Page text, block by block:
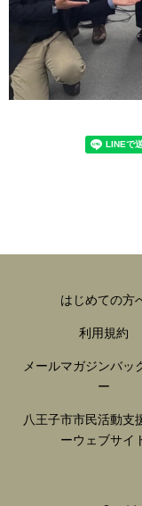
はじめての方
利用規約
メールマガジンバッ
ー
八王子市市民活動支
ーウェブサイ